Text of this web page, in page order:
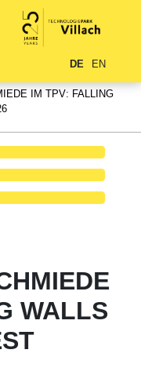
DE EN
IM TPV: FALLING
WALLS